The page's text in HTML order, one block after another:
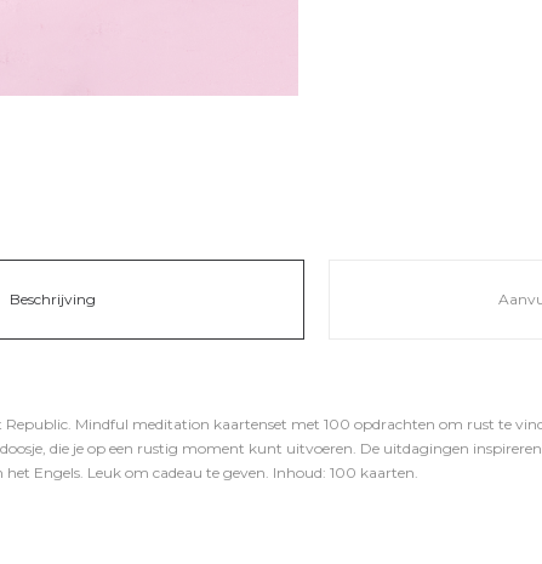
Beschrijving
Mindful meditation kaartenset met 100 opdrachten om rust te
die je op een rustig moment kunt uitvoeren. De uitdagingen
het Engels. Leuk om cadeau te geven. Inhoud: 100 kaarten.